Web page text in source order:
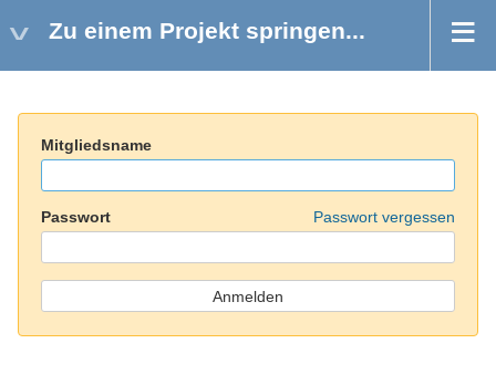
Zu einem Projekt springen...
Mitgliedsname
Passwort Passwort vergessen